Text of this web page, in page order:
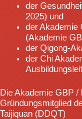
der
2025) und
der Akademie
(Akademie
der Qigong-
der Chi
Die Akademie GBP
Gründungsmitglied
Taijiquan (DDQT)